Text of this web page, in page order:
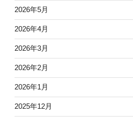
2026年5月
2026年4月
2026年3月
2026年2月
2026年1月
2025年12月